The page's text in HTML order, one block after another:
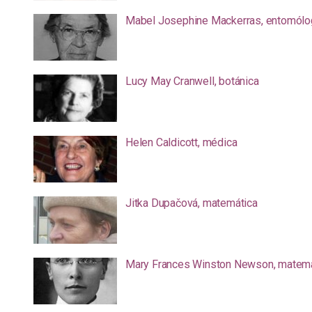
Mabel Josephine Mackerras,
Lucy May Cranwell, botánica
Helen Caldicott, médica
Jitka Dupačová, matemática
Mary Frances Winston Newson,